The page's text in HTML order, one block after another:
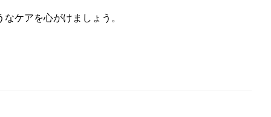
ケアを心がけましょう。